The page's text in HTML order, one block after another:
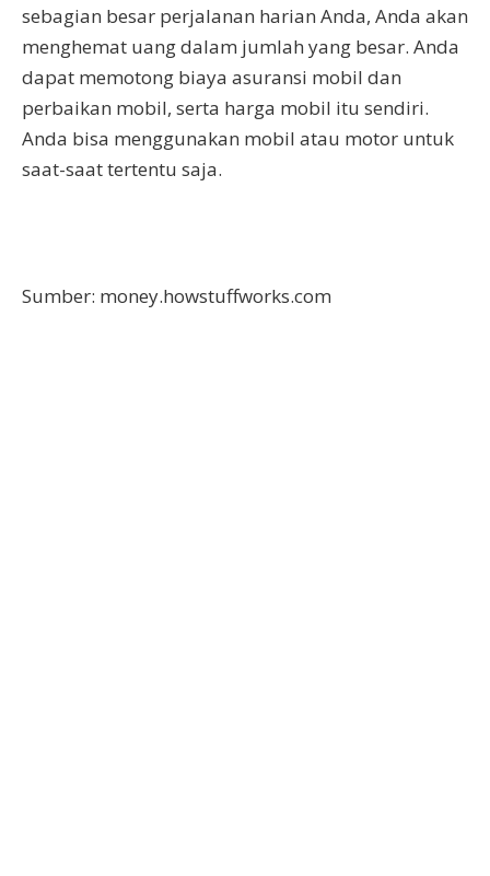
sebagian besar perjalanan harian Anda, Anda akan
menghemat uang dalam jumlah yang besar. Anda
dapat memotong biaya asuransi mobil dan
perbaikan mobil, serta harga mobil itu sendiri.
Anda bisa menggunakan mobil atau motor untuk
saat-saat tertentu saja.
Sumber: money.howstuffworks.com